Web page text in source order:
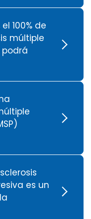
100% de
múltiple
es un